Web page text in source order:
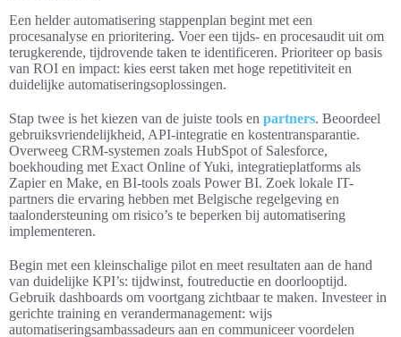
Een helder automatisering stappenplan begint met een
procesanalyse en prioritering. Voer een tijds- en procesaudit uit om
terugkerende, tijdrovende taken te identificeren. Prioriteer op basis
van ROI en impact: kies eerst taken met hoge repetitiviteit en
duidelijke automatiseringsoplossingen.
Stap twee is het kiezen van de juiste tools en partners. Beoordeel
gebruiksvriendelijkheid, API-integratie en kostentransparantie.
Overweeg CRM-systemen zoals HubSpot of Salesforce,
boekhouding met Exact Online of Yuki, integratieplatforms als
Zapier en Make, en BI-tools zoals Power BI. Zoek lokale IT-
partners die ervaring hebben met Belgische regelgeving en
taalondersteuning om risico’s te beperken bij automatisering
implementeren.
Begin met een kleinschalige pilot en meet resultaten aan de hand
van duidelijke KPI’s: tijdwinst, foutreductie en doorlooptijd.
Gebruik dashboards om voortgang zichtbaar te maken. Investeer in
gerichte training en verandermanagement: wijs
automatiseringsambassadeurs aan en communiceer voordelen